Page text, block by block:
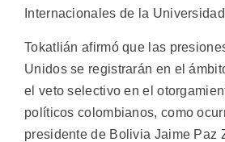
Internacionales de la
Tokatlián afirmó que las
Unidos se registrarán en el
el veto selectivo en el
políticos colombianos, como
presidente de Bolivia Jaime Paz